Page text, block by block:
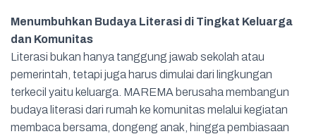
Menumbuhkan Budaya Literasi di Tingkat Keluarga
dan Komunitas
Literasi bukan hanya tanggung jawab sekolah atau
pemerintah, tetapi juga harus dimulai dari lingkungan
terkecil yaitu keluarga. MAREMA berusaha membangun
budaya literasi dari rumah ke komunitas melalui kegiatan
membaca bersama, dongeng anak, hingga pembiasaan